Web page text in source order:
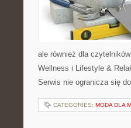
ale również dla
Wellness i Lifestyle &
Serwis nie ogranicza się
CATEGORIES: MODA DLA